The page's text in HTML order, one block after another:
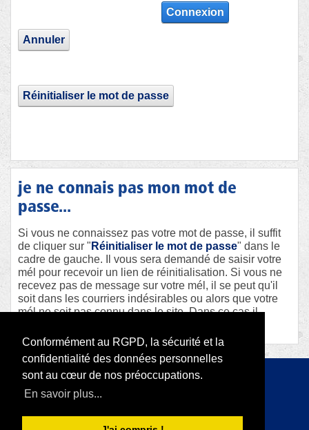
Conformément au RGPD, la sécurité et la
confidentialité des données personnelles
sont au cœur de nos préoccupations.
En savoir plus...
Connexion
Annuler
Réinitialiser le mot de passe
je ne connais pas mon mot de
passe...
Si vous ne connaissez pas votre mot de passe, il suffit
de cliquer sur " Réinitialiser le mot de passe" dans le
cadre de gauche. Il vous sera demandé de saisir votre
mél pour recevoir un lien de réinitialisation. Si vous ne
recevez pas de message sur votre mél, il se peut qu'il
soit dans les courriers indésirables ou alors que votre
mél ne soit pas connu dans le site. Dans ce cas il
Copyright 2026 par RODI Platform
|